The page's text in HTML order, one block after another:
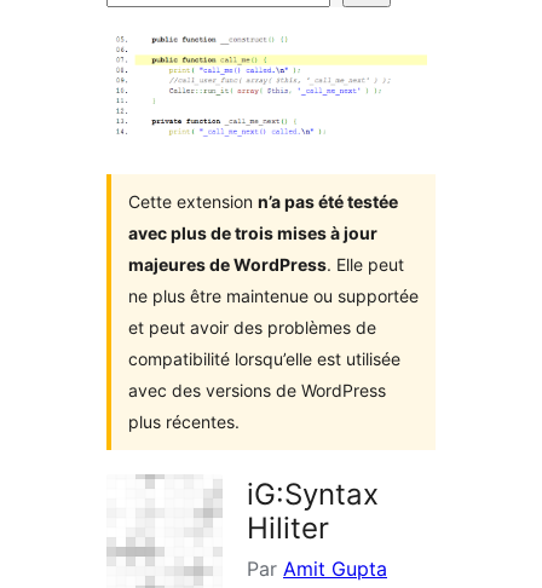
Cette extension n’a pas été testée
avec plus de trois mises à jour
majeures de WordPress. Elle peut
ne plus être maintenue ou supportée
et peut avoir des problèmes de
compatibilité lorsqu’elle est utilisée
avec des versions de WordPress
plus récentes.
iG:Syntax
Hiliter
Par Amit Gupta